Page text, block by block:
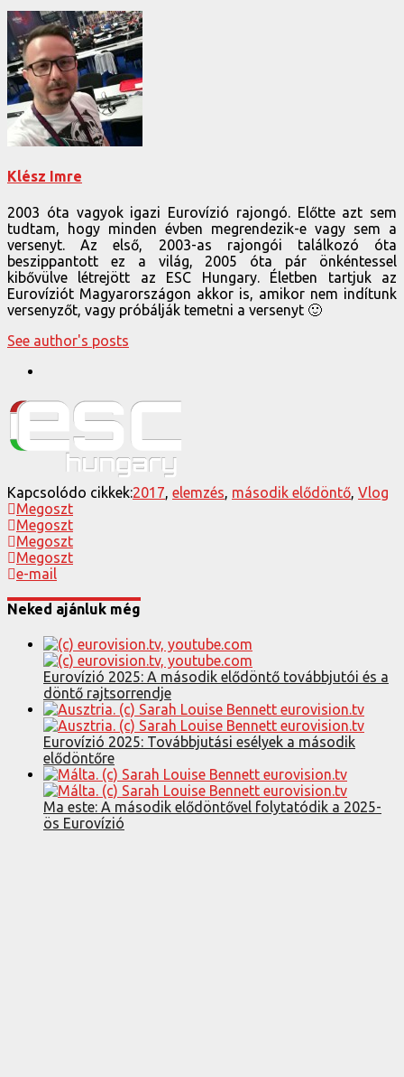
Klész Imre
2003 óta vagyok igazi Eurovízió rajongó. Előtte azt sem
tudtam, hogy minden évben megrendezik-e vagy sem a
versenyt. Az első, 2003-as rajongói találkozó óta
beszippantott ez a világ, 2005 óta pár önkéntessel
kibővülve létrejött az ESC Hungary. Életben tartjuk az
Eurovíziót Magyarországon akkor is, amikor nem indítunk
versenyzőt, vagy próbálják temetni a versenyt 🙂
See author's posts
Kapcsolódo cikkek:2017 elemzés második elődöntő Vlog
Megoszt
Megoszt
Megoszt
Megoszt
e-mail
Neked ajánluk még
Eurovízió 2025: A második elődöntő továbbjutói és a
döntő rajtsorrendje
Eurovízió 2025: Továbbjutási esélyek a második
elődöntőre
Ma este: A második elődöntővel folytatódik a 2025-
ös Eurovízió